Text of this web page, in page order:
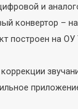
и
конвертор – на
построен на ОУ